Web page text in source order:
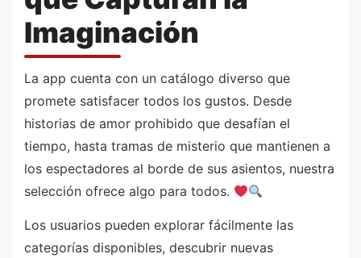
Imaginación
La app cuenta con un catálogo diverso que
promete satisfacer todos los gustos. Desde
historias de amor prohibido que desafían el
tiempo, hasta tramas de misterio que mantienen a
los espectadores al borde de sus asientos, nuestra
selección ofrece algo para todos.
Los usuarios pueden explorar fácilmente las
categorías disponibles, descubrir nuevas